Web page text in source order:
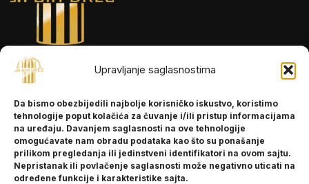
Upravljanje saglasnostima
Da bismo obezbijedili najbolje korisničko iskustvo, koristimo
tehnologije poput kolačića za čuvanje i/ili pristup informacijama
na uređaju. Davanjem saglasnosti na ove tehnologije
omogućavate nam obradu podataka kao što su ponašanje
prilikom pregledanja ili jedinstveni identifikatori na ovom sajtu.
Nepristanak ili povlačenje saglasnosti može negativno uticati na
određene funkcije i karakteristike sajta.
INFORMACIJE
Kontakt
POMOĆ
Česta pitanja